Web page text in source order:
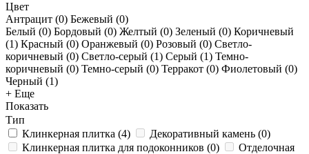
Цвет
Антрацит (0) Бежевый (0)
Белый (0) Бордовый (0) Желтый (0) Зеленый (0) Коричневый
(1) Красный (0) Оранжевый (0) Розовый (0) Светло-
коричневый (0) Светло-серый (1) Серый (1) Темно-
коричневый (0) Темно-серый (0) Терракот (0) Фиолетовый (0)
Черный (1)
+ Еще
Показать
Тип
Клинкерная плитка (4) Декоративный камень (0)
Клинкерная плитка для подоконников (0)
Отделочная